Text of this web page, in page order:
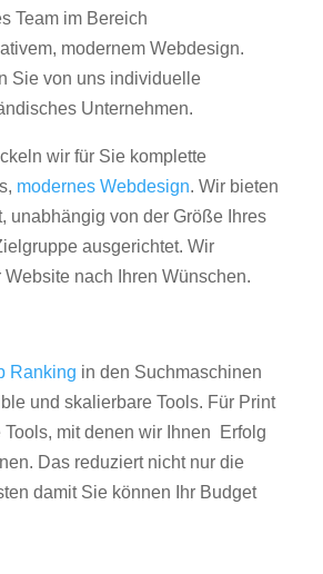
Team im Bereich
modernem Webdesign.
Sie von uns individuelle
Unternehmen.
wir für Sie komplette
modernes Webdesign. Wir bieten
unabhängig von der Größe Ihres
ausgerichtet. Wir
nach Ihren Wünschen.
Ranking in den Suchmaschinen
und skalierbare Tools. Für Print
mit denen wir Ihnen Erfolg
Das reduziert nicht nur die
damit Sie können Ihr Budget